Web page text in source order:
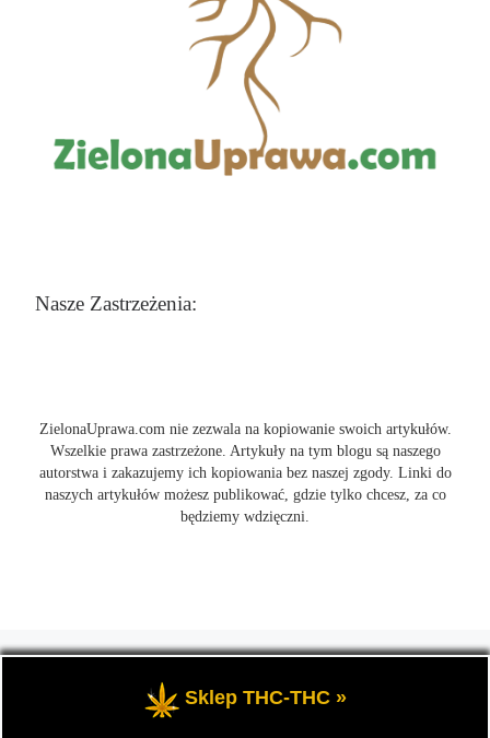
Nasze Zastrzeżenia:
ZielonaUprawa.com nie zezwala na kopiowanie swoich artykułów.
Wszelkie prawa zastrzeżone. Artykuły na tym blogu są naszego
autorstwa i zakazujemy ich kopiowania bez naszej zgody. Linki do
naszych artykułów możesz publikować, gdzie tylko chcesz, za co
będziemy wdzięczni.
wszystko o uprawie i hodowli marihunay, roślin konopi indoor
oraz outdoor.
Sklep THC-THC »